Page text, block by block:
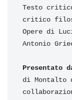
Testo
critico
Opere di
Antonio
Presentato
di Montalto